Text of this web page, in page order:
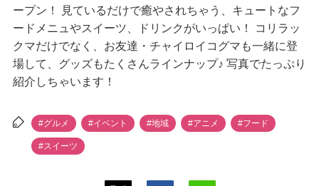
ープン！ 見ているだけで癒やされちゃう、キュートなフ
ードメニュやスイーツ、ドリンクがいっぱい！ コリラッ
クマだけでなく、お友達・チャイロイコグマも一緒に登
場して、グッズもたくさんラインナップ♪ 写真でたっぷり
紹介しちゃいます！
#グルメ #イベント #地域 #アニメ #フード
#スイーツ